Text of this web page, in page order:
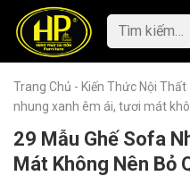
content
Tìm
kiếm:
Trang Chủ - Kiến Thức Nội Thất
nhung xanh êm ái, tươi mát
29 Mẫu Ghế Sofa
Mát Không Nên Bỏ